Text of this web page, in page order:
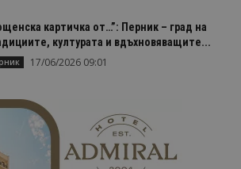
картичка от…”: Перник – град на
културата и вдъхновяващите...
17/06/2026 09:01